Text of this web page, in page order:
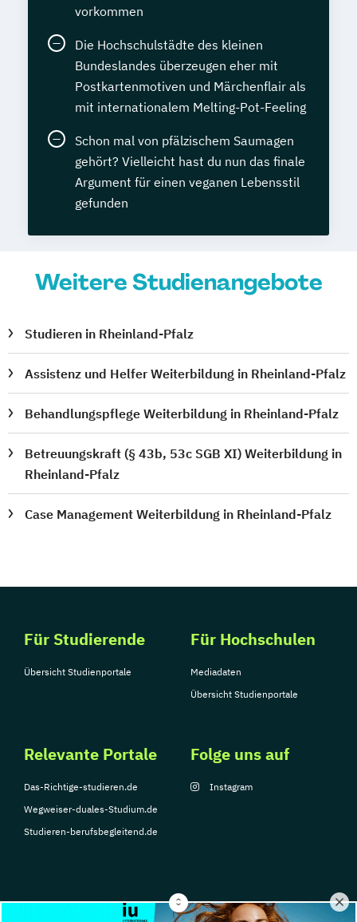
vorkommen
Die Hochschulstädte des kleinen
Bundeslandes überzeugen eher mit
Postkartenmotiven und Märchenflair als
mit internationalem Melting-Pot-Feeling
Schon mal von pfälzischem Saumagen
gehört? Vielleicht hast du nun das finale
Argument für einen veganen Lebensstil
gefunden
Weitere Studienangebote
Studieren in Rheinland-Pfalz
Assistenz und Helfer Weiterbildung in Rheinland-Pfalz
Behandlungspflege Weiterbildung in Rheinland-Pfalz
Betreuungskraft (§ 43b, 53c SGB XI) Weiterbildung in
Rheinland-Pfalz
Case Management Weiterbildung in Rheinland-Pfalz
Für Studierende
Übersicht Studienportale
Für Hochschulen
Mediadaten
Übersicht Studienportale
Relevante Portale
Das-Richtige-studieren.de
Wegweiser-duales-Studium.de
Studieren-berufsbegleitend.de
Folge uns auf
Instagram